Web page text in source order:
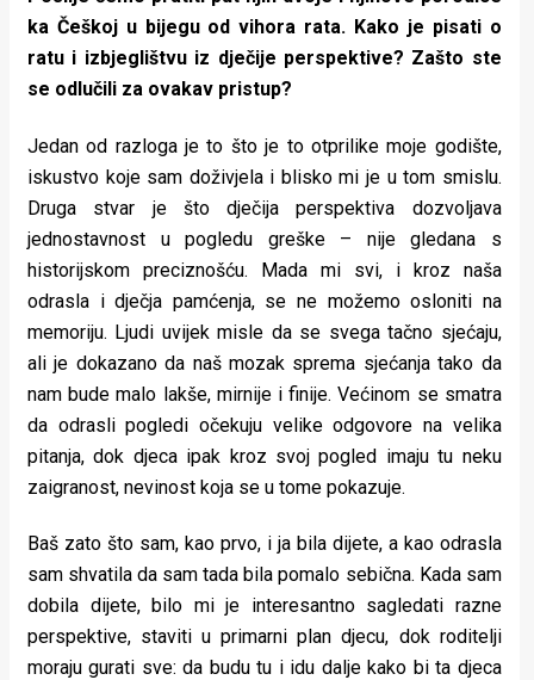
ka Češkoj u bijegu od vihora rata. Kako je pisati o
ratu i izbjeglištvu iz dječije perspektive? Zašto ste
se odlučili za ovakav pristup?
Jedan od razloga je to što je to otprilike moje godište,
iskustvo koje sam doživjela i blisko mi je u tom smislu.
Druga stvar je što dječija perspektiva dozvoljava
jednostavnost u pogledu greške – nije gledana s
historijskom preciznošću. Mada mi svi, i kroz naša
odrasla i dječja pamćenja, se ne možemo osloniti na
memoriju. Ljudi uvijek misle da se svega tačno sjećaju,
ali je dokazano da naš mozak sprema sjećanja tako da
nam bude malo lakše, mirnije i finije. Većinom se smatra
da odrasli pogledi očekuju velike odgovore na velika
pitanja, dok djeca ipak kroz svoj pogled imaju tu neku
zaigranost, nevinost koja se u tome pokazuje.
Baš zato što sam, kao prvo, i ja bila dijete, a kao odrasla
sam shvatila da sam tada bila pomalo sebična. Kada sam
dobila dijete, bilo mi je interesantno sagledati razne
perspektive, staviti u primarni plan djecu, dok roditelji
moraju gurati sve: da budu tu i idu dalje kako bi ta djeca